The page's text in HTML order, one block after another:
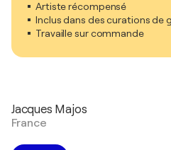
Artiste récompensé
Inclus dans des curations de
Travaille sur commande
Jacques Majos
France